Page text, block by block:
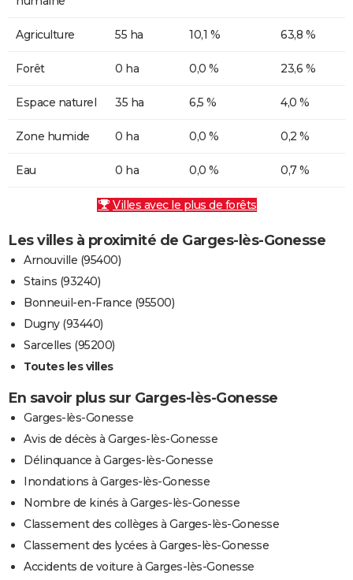
Agriculture 55 ha 10,1 % 63,8 %
Forêt 0 ha 0,0 % 23,6 %
Espace naturel 35 ha 6,5 % 4,0 %
Zone humide 0 ha 0,0 % 0,2 %
Eau 0 ha 0,0 % 0,7 %
Villes avec le plus de forêts
Les villes à proximité de Garges-lès-Gonesse
Arnouville (95400)
Stains (93240)
Bonneuil-en-France (95500)
Dugny (93440)
Sarcelles (95200)
Toutes les villes
En savoir plus sur Garges-lès-Gonesse
Garges-lès-Gonesse
Avis de décès à Garges-lès-Gonesse
Délinquance à Garges-lès-Gonesse
Inondations à Garges-lès-Gonesse
Nombre de kinés à Garges-lès-Gonesse
Classement des collèges à Garges-lès-Gonesse
Classement des lycées à Garges-lès-Gonesse
Accidents de voiture à Garges-lès-Gonesse